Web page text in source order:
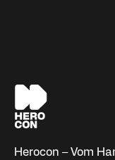
Herocon – Vom